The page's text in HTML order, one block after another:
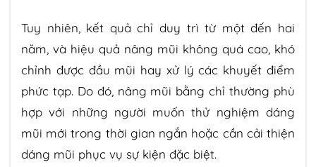
Tuy nhiên, kết quả chỉ duy trì từ một đến hai
năm, và hiệu quả nâng mũi không quá cao, khó
chỉnh được đầu mũi hay xử lý các khuyết điểm
phức tạp. Do đó, nâng mũi bằng chỉ thường phù
hợp với những người muốn thử nghiệm dáng
mũi mới trong thời gian ngắn hoặc cần cải thiện
dáng mũi phục vụ sự kiện đặc biệt.